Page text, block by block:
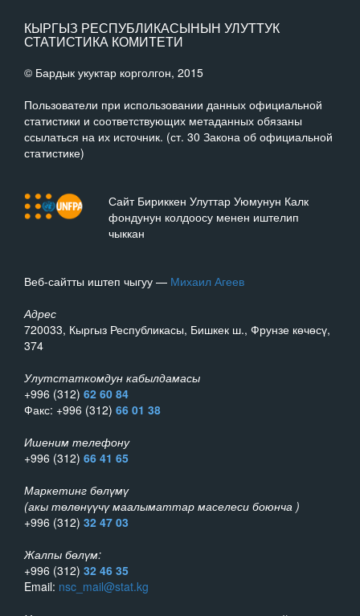
КЫРГЫЗ РЕСПУБЛИКАСЫНЫН УЛУТТУК
СТАТИСТИКА КОМИТЕТИ
© Бардык укуктар корголгон, 2015
Пользователи при использовании данных официальной
статистики и соответствующих метаданных обязаны
ссылаться на их источник. (ст. 30 Закона об официальной
статистике)
Сайт Бириккен Улуттар Уюмунун Калк
фондунун колдоосу менен иштелип
чыккан
Веб-сайтты иштеп чыгуу — Михаил Агеев
Адрес
720033, Кыргыз Республикасы, Бишкек ш., Фрунзе көчөсү,
374
Улутстаткомдун кабылдамасы
+996 (312) 62 60 84
Факс: +996 (312) 66 01 38
Ишеним телефону
+996 (312) 66 41 65
Маркетинг бөлүмү
(акы төлөнүүчү маалыматтар маселеси боюнча )
+996 (312) 32 47 03
Жалпы бөлүм:
+996 (312) 32 46 35
Email: nsc_mail@stat.kg